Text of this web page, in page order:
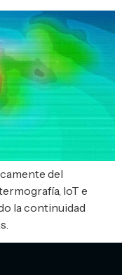
del
IoT e
la continuidad